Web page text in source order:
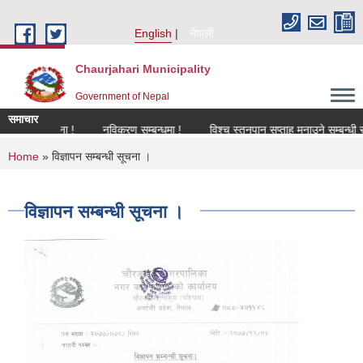
English
नेपाली
Chaurjahari Municipality
Government of Nepal
समाचार
नविकरण सम्बन्धमा ! विश्च स्तनपान सप्ताह मनाउने सम्बन्धी सूचना !
You are here
Home » विज्ञापन सम्बन्धी सूचना ।
विज्ञापन सम्बन्धी सूचना ।